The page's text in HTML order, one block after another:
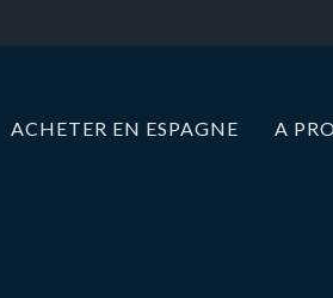
ACHETER EN ESPAGNE A